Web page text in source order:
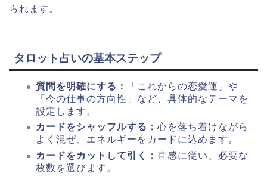
られます。
タロット占いの基本ステップ
質問を明確にする：
「これからの恋愛運」や
「今の仕事の方向性」など、具体的なテーマを
設定します。
カードをシャッフルする： 心を落ち着けながら
よく混ぜ、エネルギーをカードに込めます。
カードをカットして引く： 直感に従い、必要な
枚数を選びます。